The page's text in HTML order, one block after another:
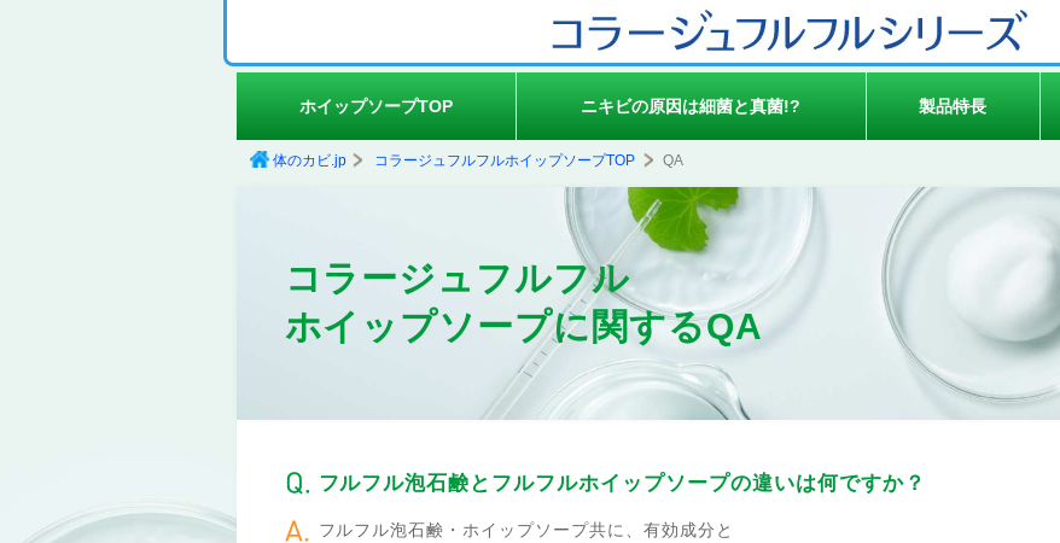
ホイップソープTOP ニキビの原因は細菌と真菌!? 製品特長
体のカビ.jp コラージュフルフルホイップソープTOP QA
コラージュフルフル
ホイップソープに関するQA
フルフル泡石鹸とフルフルホイップソープの違いは何ですか？
フルフル泡石鹸・ホイップソープ共に、有効成分と